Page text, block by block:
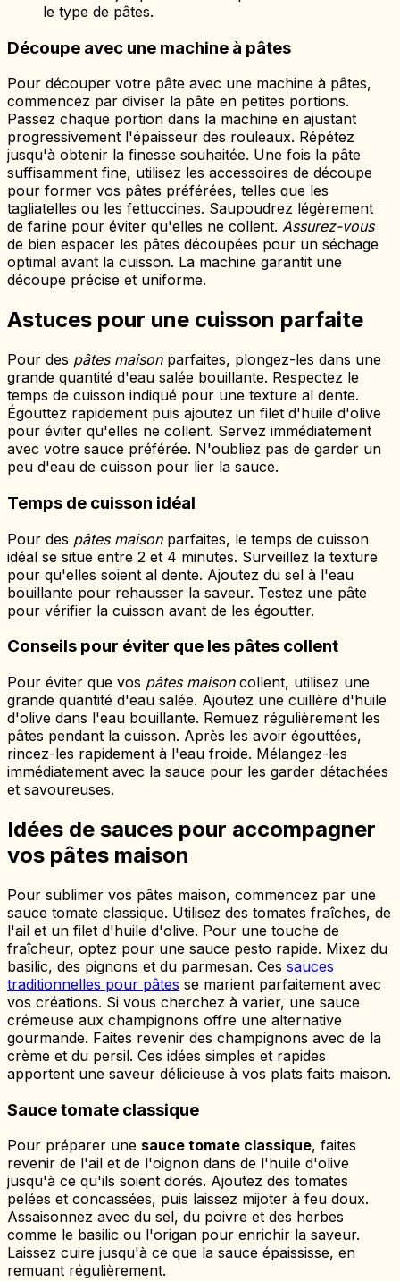
le type de pâtes.
Découpe avec une machine à pâtes
Pour découper votre pâte avec une machine à pâtes,
commencez par diviser la pâte en petites portions.
Passez chaque portion dans la machine en ajustant
progressivement l'épaisseur des rouleaux. Répétez
jusqu'à obtenir la finesse souhaitée. Une fois la pâte
suffisamment fine, utilisez les accessoires de découpe
pour former vos pâtes préférées, telles que les
tagliatelles ou les fettuccines. Saupoudrez légèrement
de farine pour éviter qu'elles ne collent. Assurez-vous
de bien espacer les pâtes découpées pour un séchage
optimal avant la cuisson. La machine garantit une
découpe précise et uniforme.
Astuces pour une cuisson parfaite
Pour des pâtes maisonparfaites, plongez-les dans une
grande quantité d'eau salée bouillante. Respectez le
temps de cuisson indiqué pour une texture al dente.
Égouttez rapidement puis ajoutez un filet d'huile d'olive
pour éviter qu'elles ne collent. Servez immédiatement
avec votre sauce préférée. N'oubliez pas de garder un
peu d'eau de cuisson pour lier la sauce.
Temps de cuisson idéal
Pour des pâtes maisonparfaites, le temps de cuisson
idéal se situe entre 2 et 4 minutes. Surveillez la texture
pour qu'elles soient al dente. Ajoutez du sel à l'eau
bouillante pour rehausser la saveur. Testez une pâte
pour vérifier la cuisson avant de les égoutter.
Conseils pour éviter que les pâtes collent
Pour éviter que vos pâtes maisoncollent, utilisez une
grande quantité d'eau salée. Ajoutez une cuillère d'huile
d'olive dans l'eau bouillante. Remuez régulièrement les
pâtes pendant la cuisson. Après les avoir égouttées,
rincez-les rapidement à l'eau froide. Mélangez-les
immédiatement avec la sauce pour les garder détachées
et savoureuses.
Idées de sauces pour accompagner
vos pâtes maison
Pour sublimer vos pâtes maison, commencez par une
sauce tomate classique. Utilisez des tomates fraîches, de
l'ail et un filet d'huile d'olive. Pour une touche de
fraîcheur, optez pour une sauce pesto rapide. Mixez du
basilic, des pignons et du parmesan. Ces sauces
traditionnelles pour pâtes se marient parfaitement avec
vos créations. Si vous cherchez à varier, une sauce
crémeuse aux champignons offre une alternative
gourmande. Faites revenir des champignons avec de la
crème et du persil. Ces idées simples et rapides
apportent une saveur délicieuse à vos plats faits maison.
Sauce tomate classique
Pour préparer une sauce tomate classique, faites
revenir de l'ail et de l'oignon dans de l'huile d'olive
jusqu'à ce qu'ils soient dorés. Ajoutez des tomates
pelées et concassées, puis laissez mijoter à feu doux.
Assaisonnez avec du sel, du poivre et des herbes
comme le basilic ou l'origan pour enrichir la saveur.
Laissez cuire jusqu'à ce que la sauce épaississe, en
remuant régulièrement.